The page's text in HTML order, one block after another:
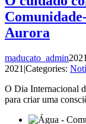
Aurora
maducato_admin
2021 |Categories:
O Dia Internacional
para criar uma